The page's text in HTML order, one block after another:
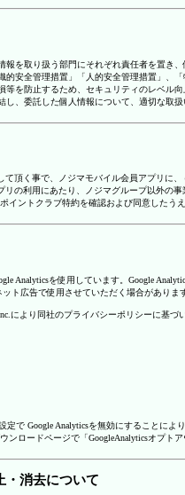
を取り扱う部門にそれぞれ責任者を置き、
安全管理措置」「人的安全管理措置」、
を防止するため、セキュリティのレベル向
、委託した個人情報について、適切な取
頂く事で、ノジマモバイル会員アプリ
の利用にあたり、ノジマグループ以外
ントクラブ特約を確認および同意したう
Analyticsを使用しています。Google
ト広告で使用させていただく場合がありま
により同社のプライバシーポリシーに基づ
で Google Analyticsを無効にすることによ
ンロードページで「GoogleAnalyticsオプ
・消去について